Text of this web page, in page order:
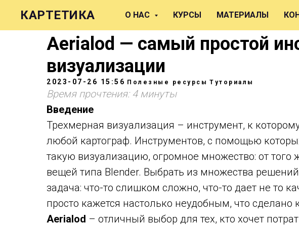
КАРТЕТИКА О НАС КУРСЫ МАТЕРИАЛЫ
Aerialod — самый простой
визуализации
2023-07-26 15:56 Полезные ресурсы Туториалы
Время прочтения: 4 минуты
Введение
Трехмерная визуализация – инструмент, к
любой картограф. Инструментов, с помощью
такую визуализацию, огромное множество: от того
вещей типа Blender. Выбрать из множества
задача: что-то слишком сложно, что-то дает не то
просто кажется настолько неудобным, что сделано
Aerialod – отличный выбор для тех, кто хочет